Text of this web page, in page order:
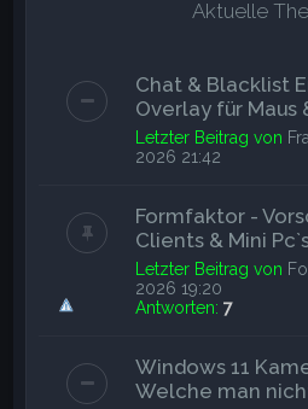
Aktuelle
Chat & Blacklist
Overlay für Maus
Letzter Beitrag von
2026 21:42
Formfaktor -
Clients & Mini
Letzter Beitrag von
2026 19:20
Antworten:7
Windows 11
Welche man